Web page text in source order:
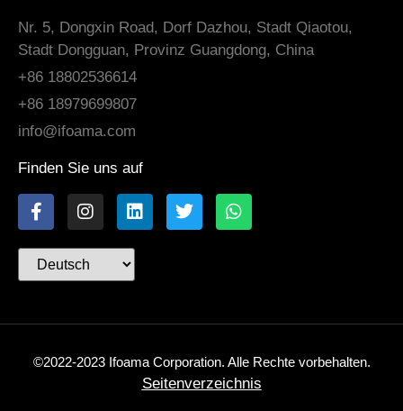
Nr. 5, Dongxin Road, Dorf Dazhou, Stadt Qiaotou,
Stadt Dongguan, Provinz Guangdong, China
+86 18802536614
+86 18979699807
info@ifoama.com
Finden Sie uns auf
©2022-2023 Ifoama Corporation. Alle Rechte vorbehalten.
Seitenverzeichnis